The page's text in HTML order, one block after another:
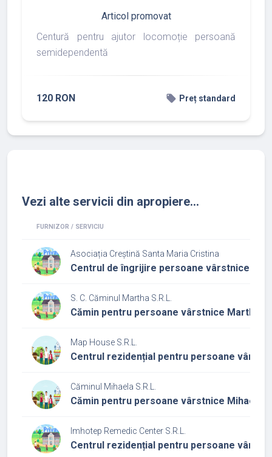
Articol promovat
Centură pentru ajutor locomoție persoană
semidependentă
120 RON local_offer Preț standard
Vezi alte servicii din apropiere...
FURNIZOR / SERVICIU
Asociația Creștină Santa Maria Cristina
Centrul de îngrijire persoane vârstnice
S. C. Căminul Martha S.R.L.
Cămin pentru persoane vârstnice Martha
Map House S.R.L.
Centrul rezidențial pentru persoane
Căminul Mihaela S.R.L.
Cămin pentru persoane vârstnice Mihaela
Imhotep Remedic Center S.R.L.
Centrul rezidențial pentru persoane